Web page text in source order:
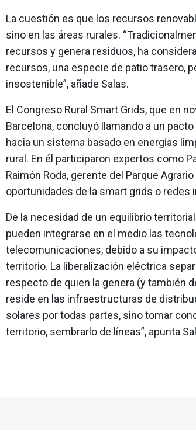
La cuestión es que los recursos
sino en las áreas rurales.
recursos y genera residuos, ha
recursos, una especie de patio trasero,
insostenible”, añade Salas.
El Congreso Rural Smart Grids, que en
Barcelona, concluyó llamando a un
hacia un sistema basado en energías
rural. En él participaron expertos como
Raimón Roda, gerente del Parque
oportunidades de la smart grids o redes
De la necesidad de un equilibrio
pueden integrarse en el medio las
telecomunicaciones, debido a su
territorio. La liberalización eléctrica
respecto de quien la genera (y también
reside en las infraestructuras de
solares por todas partes, sino tomar
territorio, sembrarlo de líneas”, apunta